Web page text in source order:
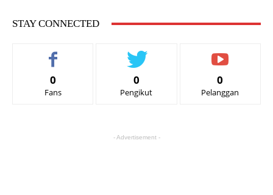
STAY CONNECTED
0
Fans
0
Pengikut
0
Pelanggan
- Advertisement -